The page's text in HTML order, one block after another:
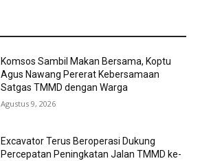
Komsos Sambil Makan Bersama, Koptu
Agus Nawang Pererat Kebersamaan
Satgas TMMD dengan Warga
Agustus 9, 2026
Excavator Terus Beroperasi Dukung
Percepatan Peningkatan Jalan TMMD ke-